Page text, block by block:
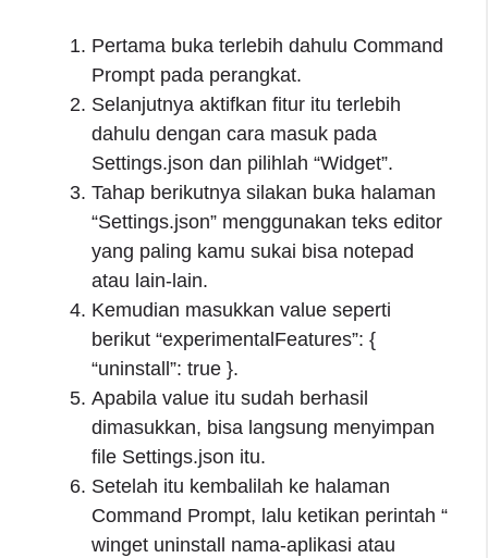
Pertama buka terlebih dahulu Command
Prompt pada perangkat.
Selanjutnya aktifkan fitur itu terlebih
dahulu dengan cara masuk pada
Settings.json dan pilihlah “Widget”.
Tahap berikutnya silakan buka halaman
“Settings.json” menggunakan teks editor
yang paling kamu sukai bisa notepad
atau lain-lain.
Kemudian masukkan value seperti
berikut “experimentalFeatures”: {
“uninstall”: true }.
Apabila value itu sudah berhasil
dimasukkan, bisa langsung menyimpan
file Settings.json itu.
Setelah itu kembalilah ke halaman
Command Prompt, lalu ketikan perintah “
winget uninstall nama-aplikasi atau